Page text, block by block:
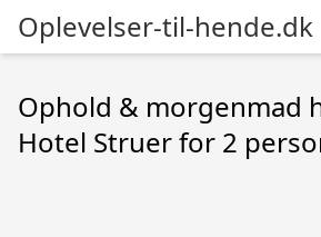
Oplevelser-til-hende.dk
Ophold & morgenmad
Hotel Struer for 2